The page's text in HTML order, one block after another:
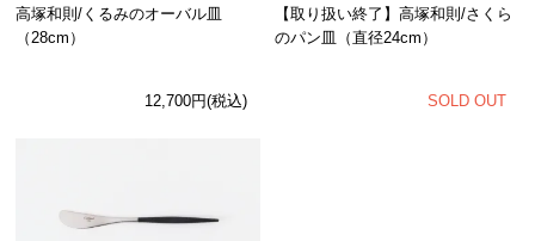
高塚和則/くるみのオーバル皿
（28cm）
12,700円(税込)
【取り扱い終了】高塚和則/さくら
のパン皿（直径24cm）
SOLD OUT